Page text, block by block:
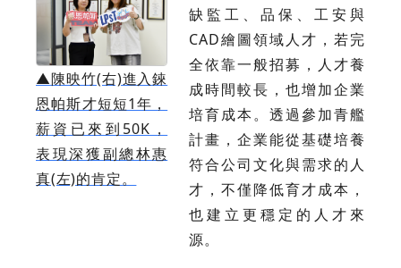
▲陳映竹(右)進入錸
恩帕斯才短短1年，
薪資已來到50K，
表現深獲副總林惠
真(左)的肯定。
缺監工、品保、工安與
CAD繪圖領域人才，若完
全依靠一般招募，人才養
成時間較長，也增加企業
培育成本。透過參加青艦
計畫，企業能從基礎培養
符合公司文化與需求的人
才，不僅降低育才成本，
也建立更穩定的人才來
源。